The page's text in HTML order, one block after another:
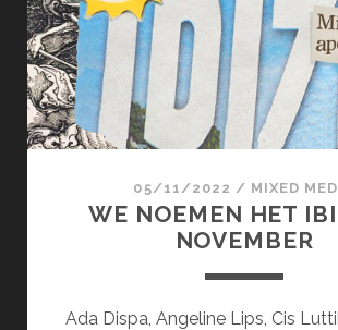
05/11/2022 / MIXED
WE NOEMEN HET
NOVEMBER
Ada Dispa, Angeline Lips, Cis